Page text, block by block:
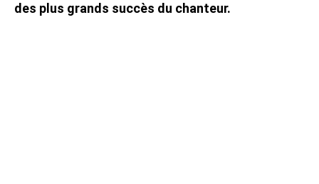
des plus grands succès du chanteur.